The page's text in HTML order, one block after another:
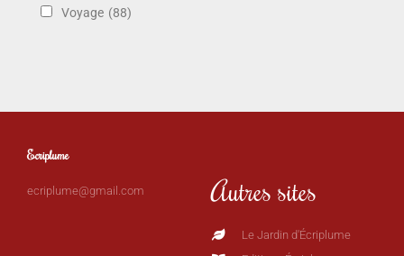
Voyage (88)
Ecriplume
ecriplume@gmail.com Autres sites
Le Jardin d'Écriplume